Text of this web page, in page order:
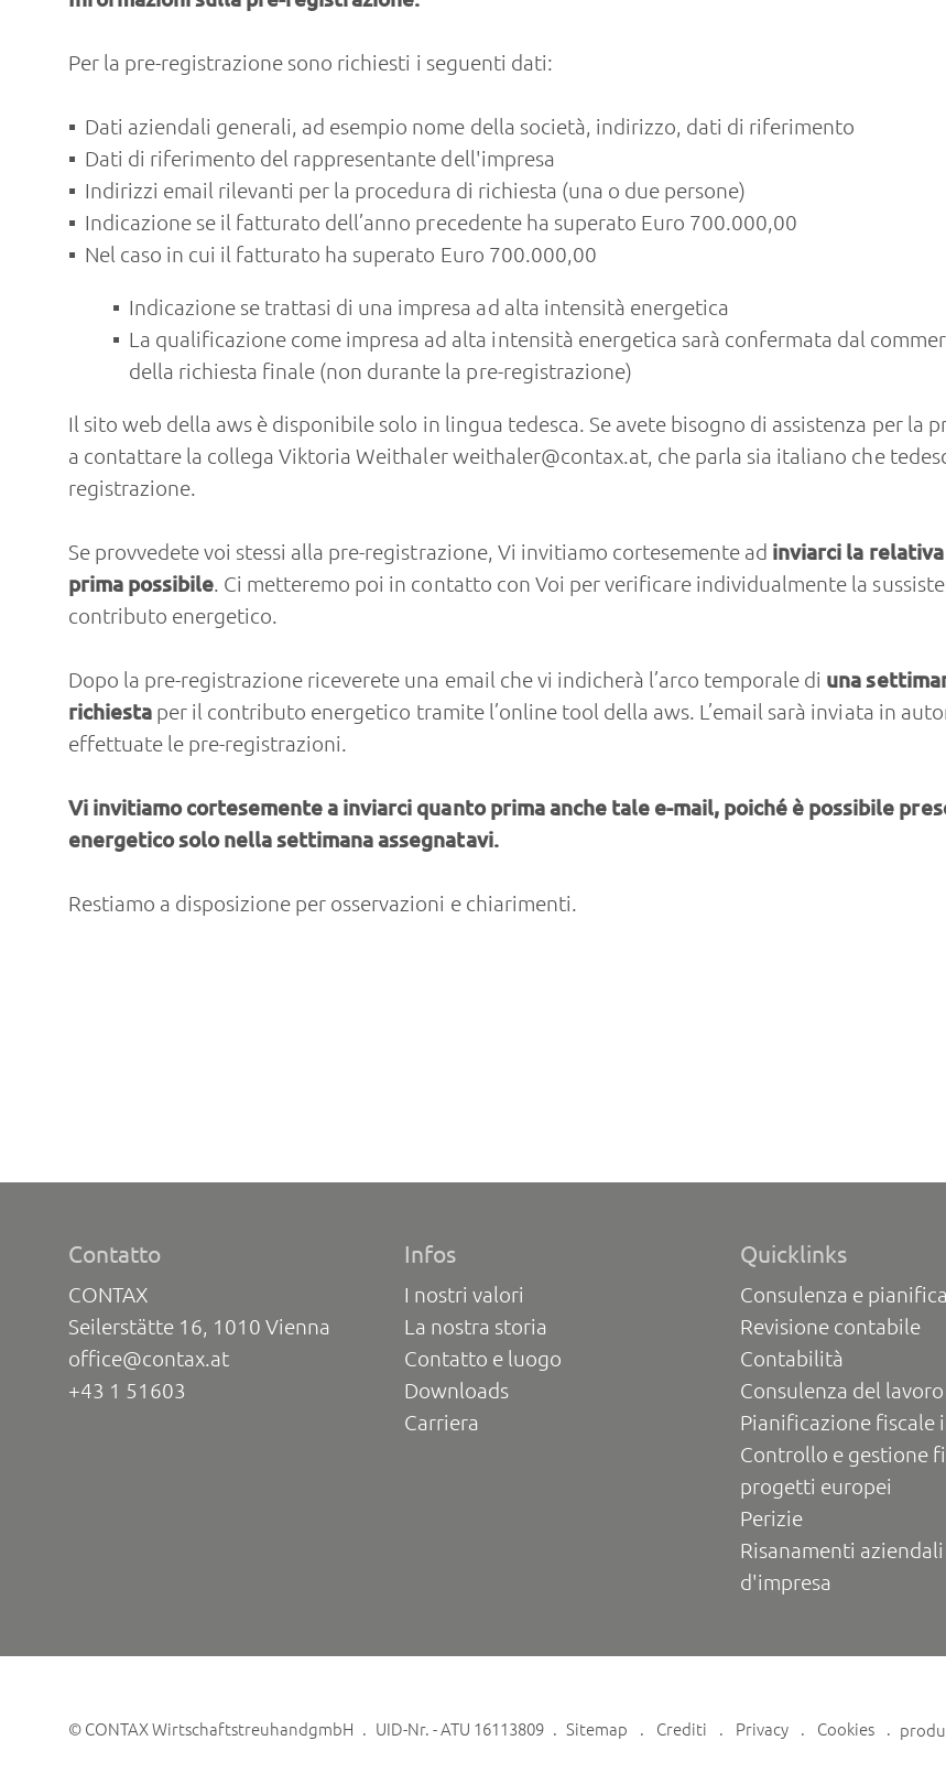
Per la pre-registrazione sono richiesti i seguenti dati:
Dati aziendali generali, ad esempio nome della società, indirizzo, dati di riferimento
Dati di riferimento del rappresentante dell'impresa
Indirizzi email rilevanti per la procedura di richiesta (una o due persone)
Indicazione se il fatturato dell’anno precedente ha superato Euro 700.000,00
Nel caso in cui il fatturato ha superato Euro 700.000,00
Indicazione se trattasi di una impresa ad alta intensità energetica
La qualificazione come impresa ad alta intensità energetica sarà confermata dal
della richiesta finale (non durante la pre-registrazione)
Il sito web della aws è disponibile solo in lingua tedesca. Se avete bisogno di assistenza per la
a contattare la collega Viktoria Weithalerweithaler@contax.at, che parla sia italiano che
registrazione.
Se provvedete voi stessi alla pre-registrazione, Vi invitiamo cortesemente ad inviarci la
prima possibile. Ci metteremo poi in contatto con Voi per verificare individualmente la
contributo energetico.
Dopo la pre-registrazione riceverete una email che vi indicherà l’arco temporale di una
richiesta per il contributo energetico tramite l’online tool della aws. L’email sarà inviata in
effettuate le pre-registrazioni.
Vi invitiamo cortesemente a inviarci quanto prima anche tale e-mail, poiché è possibile
energetico solo nella settimana assegnatavi.
Restiamo a disposizione per osservazioni e chiarimenti.
Contatto
CONTAX
Seilerstätte 16, 1010 Vienna
office@contax.at
+43 1 51603
Infos
I nostri valori
La nostra storia
Contatto e luogo
Downloads
Carriera
Quicklinks
Consulenza e
Revisione contabile
Contabilità
Consulenza del
Pianificazione fiscale
Controllo e gestione
progetti europei
Perizie
Risanamenti
d'impresa
© CONTAX WirtschaftstreuhandgmbH UID-Nr. - ATU 16113809 Sitemap Crediti Privacy Cookies